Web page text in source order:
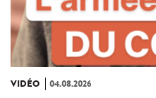
VIDÉO 04.08.2026